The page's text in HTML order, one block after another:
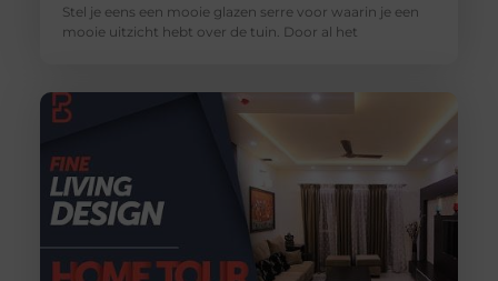
Stel je eens een mooie glazen serre voor waarin je een
mooie uitzicht hebt over de tuin. Door al het